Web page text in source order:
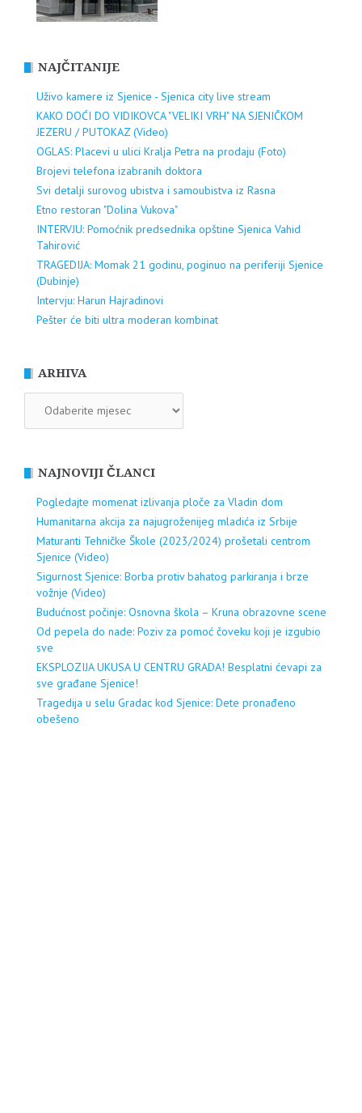
NAJČITANIJE
Uživo kamere iz Sjenice - Sjenica city live stream
KAKO DOĆI DO VIDIKOVCA "VELIKI VRH" NA SJENIČKOM
JEZERU / PUTOKAZ (Video)
OGLAS: Placevi u ulici Kralja Petra na prodaju (Foto)
Brojevi telefona izabranih doktora
Svi detalji surovog ubistva i samoubistva iz Rasna
Etno restoran "Dolina Vukova"
INTERVJU: Pomoćnik predsednika opštine Sjenica Vahid
Tahirović
TRAGEDIJA: Momak 21 godinu, poginuo na periferiji Sjenice
(Dubinje)
Intervju: Harun Hajradinovi
Pešter će biti ultra moderan kombinat
ARHIVA
NAJNOVIJI ČLANCI
Pogledajte momenat izlivanja ploče za Vladin dom
Humanitarna akcija za najugroženijeg mladića iz Srbije
Maturanti Tehničke Škole (2023/2024) prošetali centrom
Sjenice (Video)
Sigurnost Sjenice: Borba protiv bahatog parkiranja i brze
vožnje (Video)
Budućnost počinje: Osnovna škola – Kruna obrazovne scene
Od pepela do nade: Poziv za pomoć čoveku koji je izgubio
sve
EKSPLOZIJA UKUSA U CENTRU GRADA! Besplatni ćevapi za
sve građane Sjenice!
Tragedija u selu Gradac kod Sjenice: Dete pronađeno
obešeno